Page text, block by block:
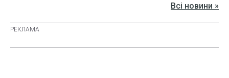
Всі новини »